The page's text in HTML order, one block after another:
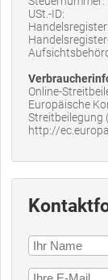
USt.-ID:
Handelsregister:
Online-
Europäische
Streitbeilegung
http://